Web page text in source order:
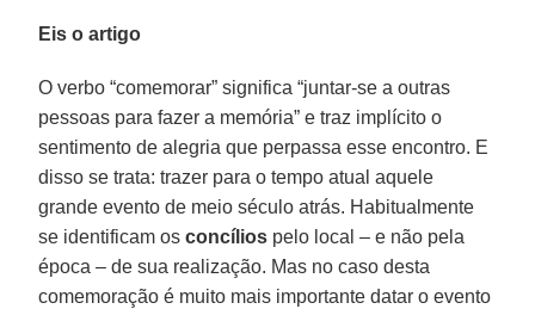
Eis o artigo
O verbo “comemorar” significa “juntar-se a outras
pessoas para fazer a memória” e traz implícito o
sentimento de alegria que perpassa esse encontro. E
disso se trata: trazer para o tempo atual aquele
grande evento de meio século atrás. Habitualmente
se identificam os concílios pelo local – e não pela
época – de sua realização. Mas no caso desta
comemoração é muito mais importante datar o evento